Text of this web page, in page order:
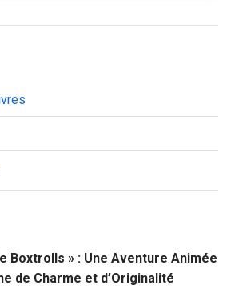
Boxtrolls » : Une Aventure Animée
de Charme et d’Originalité